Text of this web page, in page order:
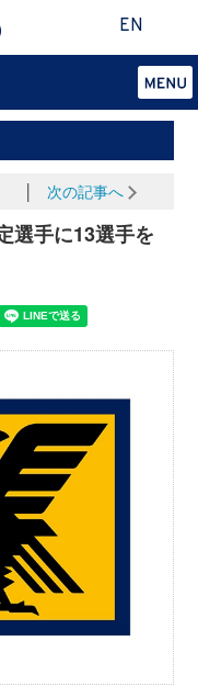
EN
次の記事へ
選手に13選手を